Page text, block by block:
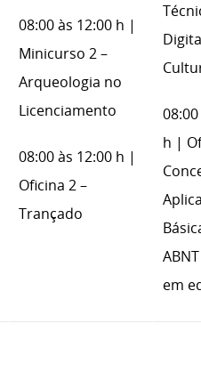
08:00 às 12:00 h |
Minicurso 2 –
Arqueologia no
Licenciamento
08:00 às 12:00 h |
Oficina 2 –
Trançado
h |
em